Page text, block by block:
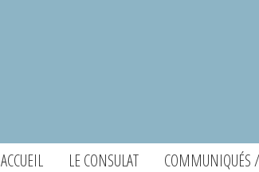
ACCUEIL LE CONSULAT COMMUNIQUÉS